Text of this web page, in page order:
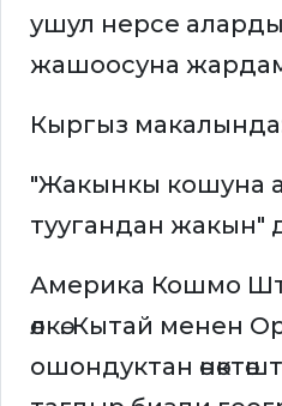
ушул нерсе
жашоосуна
Кыргыз
"Жакынкы кошуна
туугандан жакын"
Америка Кошмо
өлкө. Кытай менен
ошондуктан